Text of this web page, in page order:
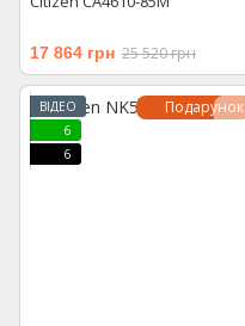
17 864 грн 25 520 грн
Подарунок
ВІДЕО
6
6